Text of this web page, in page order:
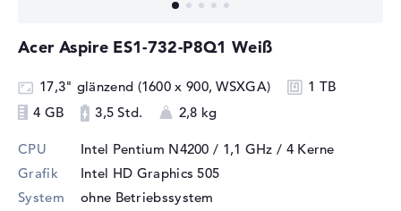
Acer Aspire ES1-732-P8Q1 Weiß
17,3" glänzend (1600 x 900, WSXGA)
1 TB
4 GB
3,5 Std. 2,8 kg
CPU Intel Pentium N4200 / 1,1 GHz / 4 Kerne
Grafik
Intel HD Graphics 505
System
ohne Betriebssystem